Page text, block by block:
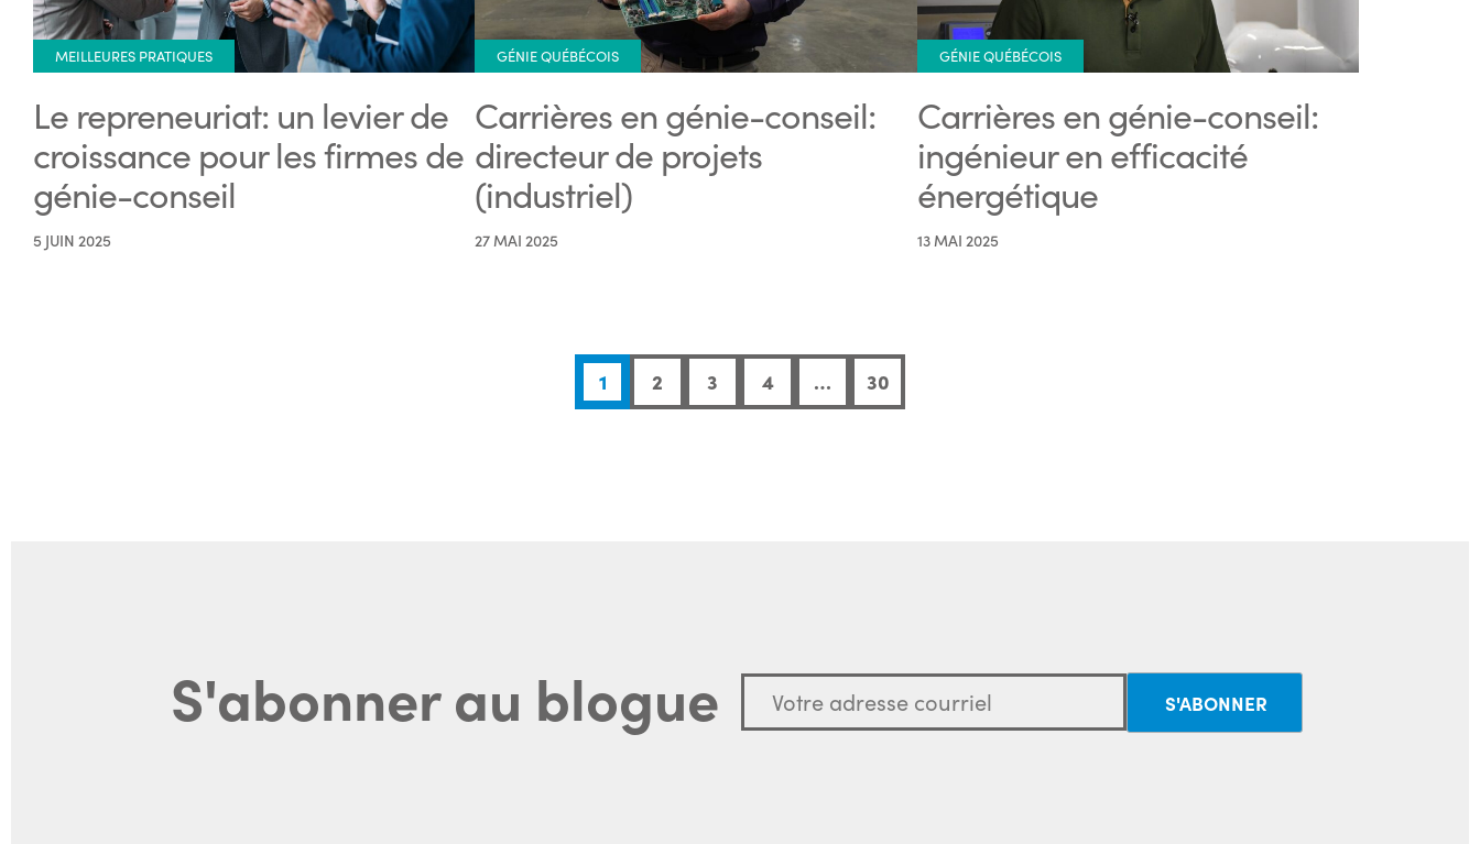
MEILLEURES PRATIQUES
Le repreneuriat: un levier de
croissance pour les firmes de
génie-conseil
5 JUIN 2025
GÉNIE QUÉBÉCOIS
Carrières en génie-conseil:
directeur de projets
(industriel)
27 MAI 2025
GÉNIE QUÉBÉCOIS
Carrières en génie-conseil:
ingénieur en efficacité
énergétique
13 MAI 2025
1 2 3 4 … 30
S'abonner au blogue